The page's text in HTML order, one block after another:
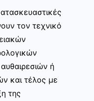
τον τεχνικό
ή
και τέλος με
της